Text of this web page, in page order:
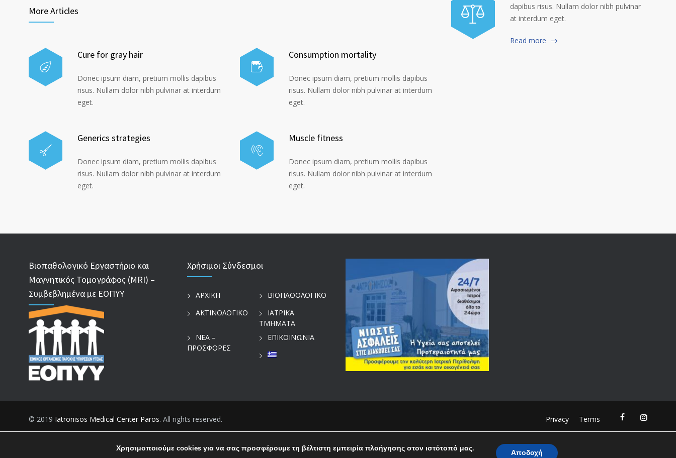
More Articles
Cure for gray hair
Donec ipsum diam, pretium mollis dapibus
risus. Nullam dolor nibh pulvinar at interdum
eget.
Generics strategies
Donec ipsum diam, pretium mollis dapibus
risus. Nullam dolor nibh pulvinar at interdum
eget.
Consumption mortality
Donec ipsum diam, pretium mollis dapibus
risus. Nullam dolor nibh pulvinar at interdum
eget.
Muscle fitness
Donec ipsum diam, pretium mollis dapibus
risus. Nullam dolor nibh pulvinar at interdum
eget.
dapibus risus. Nullam dolor nibh pulvinar
at interdum eget.
Read more
Βιοπαθολογικό Εργαστήριο και
Μαγνητικός Τομογράφος (MRI) –
Συμβεβλημένα με ΕΟΠΥΥ
Χρήσιμοι Σύνδεσμοι
ΑΡΧΙΚΗ
ΒΙΟΠΑΘΟΛΟΓΙΚΟ
ΑΚΤΙΝΟΛΟΓΙΚΟ
ΙΑΤΡΙΚΑ
ΤΜΗΜΑΤΑ
ΝΕΑ –
ΠΡΟΣΦΟΡΕΣ
ΕΠΙΚΟΙΝΩΝΙΑ
© 2019 Iatronisos Medical Center Paros. All rights reserved. Privacy Terms
Χρησιμοποιούμε cookies για να σας προσφέρουμε τη βέλτιστη εμπειρία πλοήγησης στον ιστότοπό μας. Αποδοχή
Ελληνικα